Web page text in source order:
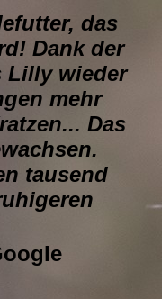
das
Dank der
Lilly wieder
mehr
Das
tausend